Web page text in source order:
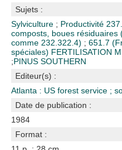
Sujets :
Sylviculture ; Productivité
composts, boues résiduaires
comme 232.322.4) ;651.7
spéciales) FERTILISATION
;PINUS SOUTHERN
Editeur(s) :
Atlanta : US forest service ;
Date de publication :
1984
Format :